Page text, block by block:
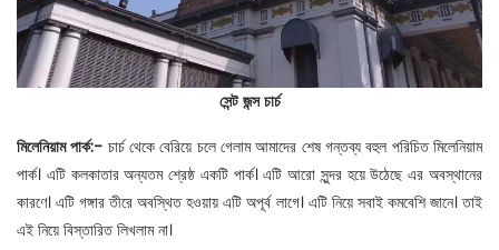
সেন্ট জন্স চার্চ
মিলেনিয়াম পার্ক:- চার্চ থেকে বেরিয়ে চলে গেলাম আমাদের শেষ গন্তব্য বহুল পরিচিত মিলেনিয়াম
পার্ক। এটি কলকাতার অন্যতম শ্রেষ্ঠ একটি পার্ক। এটি আরো সুন্দর হয়ে উঠেছে এর অবস্থানের
কারণে। এটি গঙ্গার তীরে অবস্থিত হওয়ায় এটি অপূর্ব লাগে। এটি নিয়ে সবাই কমবেশি জানে। তাই
এই নিয়ে বিস্তারিত লিখলাম না।